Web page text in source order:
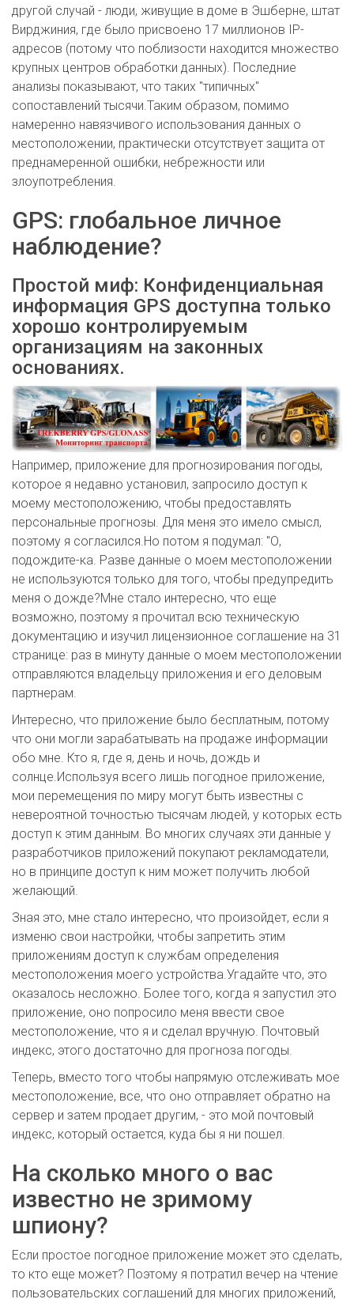
другой случай - люди, живущие в доме в Эшберне, штат
Вирджиния, где было присвоено 17 миллионов IP-
адресов (потому что поблизости находится множество
крупных центров обработки данных). Последние
анализы показывают, что таких "типичных"
сопоставлений тысячи.Таким образом, помимо
намеренно навязчивого использования данных о
местоположении, практически отсутствует защита от
преднамеренной ошибки, небрежности или
злоупотребления.
GPS: глобальное личное
наблюдение?
Простой миф: Конфиденциальная
информация GPS доступна только
хорошо контролируемым
организациям на законных
основаниях.
Например, приложение для прогнозирования погоды,
которое я недавно установил, запросило доступ к
моему местоположению, чтобы предоставлять
персональные прогнозы. Для меня это имело смысл,
поэтому я согласился.Но потом я подумал: "О,
подождите-ка. Разве данные о моем местоположении
не используются только для того, чтобы предупредить
меня о дожде?Мне стало интересно, что еще
возможно, поэтому я прочитал всю техническую
документацию и изучил лицензионное соглашение на 31
странице: раз в минуту данные о моем местоположении
отправляются владельцу приложения и его деловым
партнерам.
Интересно, что приложение было бесплатным, потому
что они могли зарабатывать на продаже информации
обо мне. Кто я, где я, день и ночь, дождь и
солнце.Используя всего лишь погодное приложение,
мои перемещения по миру могут быть известны с
невероятной точностью тысячам людей, у которых есть
доступ к этим данным. Во многих случаях эти данные у
разработчиков приложений покупают рекламодатели,
но в принципе доступ к ним может получить любой
желающий.
Зная это, мне стало интересно, что произойдет, если я
изменю свои настройки, чтобы запретить этим
приложениям доступ к службам определения
местоположения моего устройства.Угадайте что, это
оказалось несложно. Более того, когда я запустил это
приложение, оно попросило меня ввести свое
местоположение, что я и сделал вручную. Почтовый
индекс, этого достаточно для прогноза погоды.
Теперь, вместо того чтобы напрямую отслеживать мое
местоположение, все, что оно отправляет обратно на
сервер и затем продает другим, - это мой почтовый
индекс, который остается, куда бы я ни пошел.
На сколько много о вас
известно не зримому
шпиону?
Если простое погодное приложение может это сделать,
то кто еще может? Поэтому я потратил вечер на чтение
пользовательских соглашений для многих приложений,